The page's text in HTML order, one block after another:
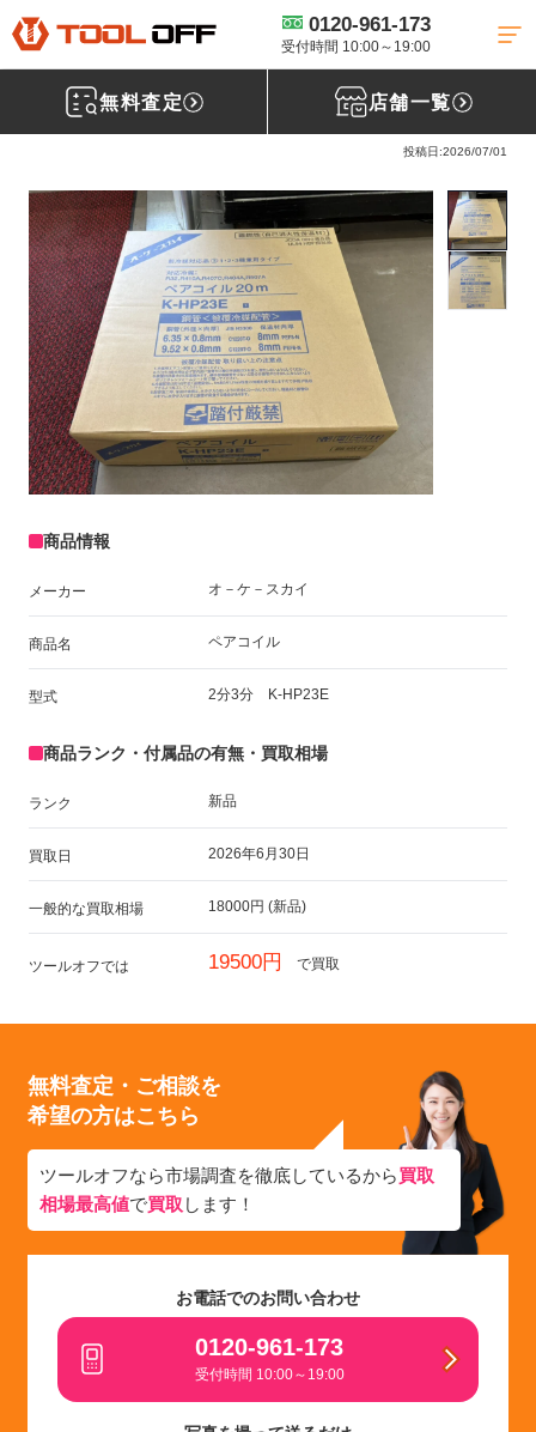
0120-961-173
受付時間 10:00～19:00
無料査定 店舗一覧
工具買取TOP 建材買取 ペアコイル買取
【買取実績】オーケー器
材 ペアコイル 2分3分 K-HP23E 20ｍ ［埼玉県入間市］入間店
オ－ケ－スカイ ペアコイル 2分3分 K-HP23E
投稿日:2026/07/01
商品情報
メーカー オ－ケ－スカイ
商品名 ペアコイル
型式 2分3分 K-HP23E
商品ランク・付属品の有無・買取相場
ランク 新品
買取日 2026年6月30日
一般的な買取相場 18000円 (新品)
ツールオフでは 19500円 で買取
無料査定・ご相談を
希望の方はこちら
ツールオフなら市場調査を徹底しているから買取
相場最高値で買取 します！
お電話でのお問い合わせ
0120-961-173
受付時間 10:00～19:00